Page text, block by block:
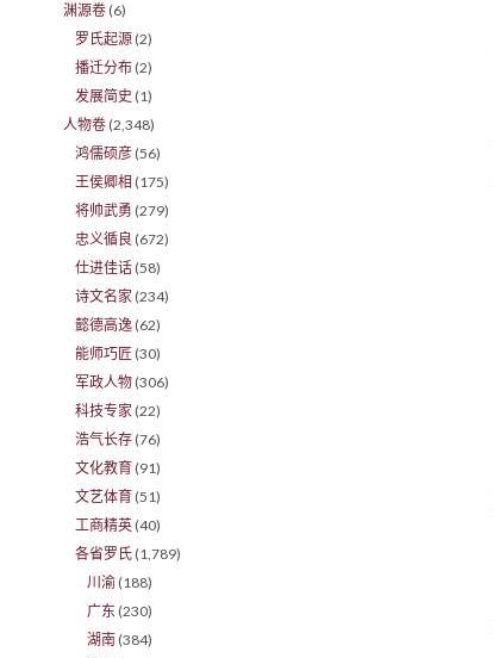
渊源卷 (6)
罗氏起源 (2)
播迁分布 (2)
发展简史 (1)
人物卷 (2,348)
鸿儒硕彦 (56)
王侯卿相 (175)
将帅武勇 (279)
忠义循良 (672)
仕进佳话 (58)
诗文名家 (234)
懿德高逸 (62)
能师巧匠 (30)
军政人物 (306)
科技专家 (22)
浩气长存 (76)
文化教育 (91)
文艺体育 (51)
工商精英 (40)
各省罗氏 (1,789)
川渝 (188)
广东 (230)
湖南 (384)